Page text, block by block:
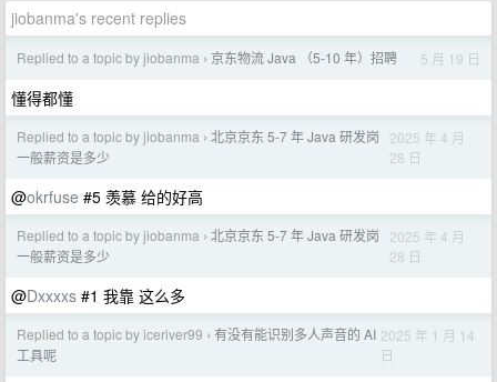
jiobanma's recent replies
Replied to a topic by jiobanma › 京东物流 Java （5-10 年）招聘 5 月 19 日
懂得都懂
Replied to a topic by jiobanma › 北京京东 5-7 年 Java 研发岗
一般薪资是多少
2025 年 4 月
28 日
@okrfuse #5 羡慕 给的好高
Replied to a topic by jiobanma › 北京京东 5-7 年 Java 研发岗
一般薪资是多少
2025 年 4 月
28 日
@Dxxxxs #1 我靠 这么多
Replied to a topic by iceriver99 › 有没有能识别多人声音的 AI
工具呢
2025 年 1 月 14
日